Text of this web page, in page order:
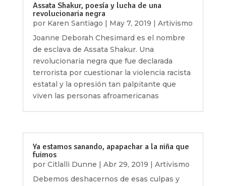
Assata Shakur, poesía y lucha de una
revolucionaria negra
por Karen Santiago | May 7, 2019 | Artivismo
Joanne Deborah Chesimard es el nombre
de esclava de Assata Shakur. Una
revolucionaria negra que fue declarada
terrorista por cuestionar la violencia racista
estatal y la opresión tan palpitante que
viven las personas afroamericanas
Ya estamos sanando, apapachar a la niña que
fuimos
por Citlalli Dunne Abr 29, 2019
Artivismo
Debemos deshacernos de esas culpas y